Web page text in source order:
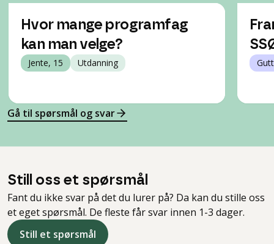
Hvor mange programfag
kan man velge?
Jente, 15 Utdanning
Gå til spørsmål og svar
Still oss et spørsmål
Fant du ikke svar på det du lurer på? Da kan du stille oss
et eget spørsmål. De fleste får svar innen 1-3 dager.
Still et spørsmål